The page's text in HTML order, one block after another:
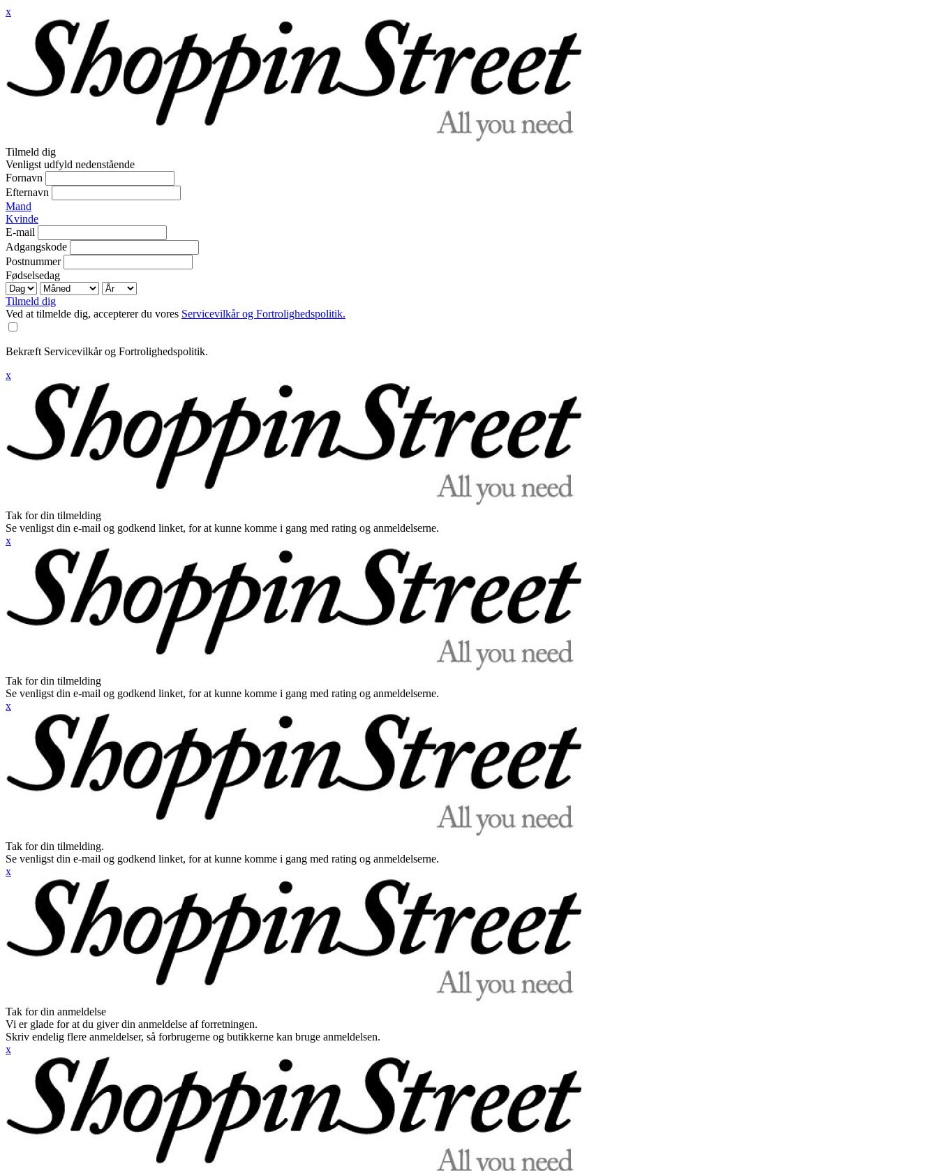
x
Tilmeld dig
Venligst udfyld nedenstående
Fornavn
Efternavn
Mand
Kvinde
E-mail
Adgangskode
Postnummer
Fødselsedag
Tilmeld dig
Ved at tilmelde dig, accepterer du vores Servicevilkår og Fortrolighedspolitik.
Bekræft Servicevilkår og Fortrolighedspolitik.
x
Tak for din tilmelding
Se venligst din e-mail og godkend linket, for at kunne komme i gang med rating og anmeldelserne.
x
Tak for din tilmelding
Se venligst din e-mail og godkend linket, for at kunne komme i gang med rating og anmeldelserne.
x
Tak for din tilmelding.
Se venligst din e-mail og godkend linket, for at kunne komme i gang med rating og anmeldelserne.
x
Tak for din anmeldelse
Vi er glade for at du giver din anmeldelse af forretningen.
Skriv endelig flere anmeldelser, så forbrugerne og butikkerne kan bruge anmeldelsen.
x